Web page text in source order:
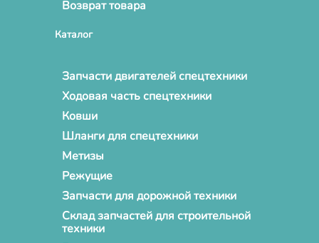
Возврат товара
Каталог
Запчасти двигателей спецтехники
Ходовая часть спецтехники
Ковши
Шланги для спецтехники
Метизы
Режущие
Запчасти для дорожной техники
Склад запчастей для строительной
техники